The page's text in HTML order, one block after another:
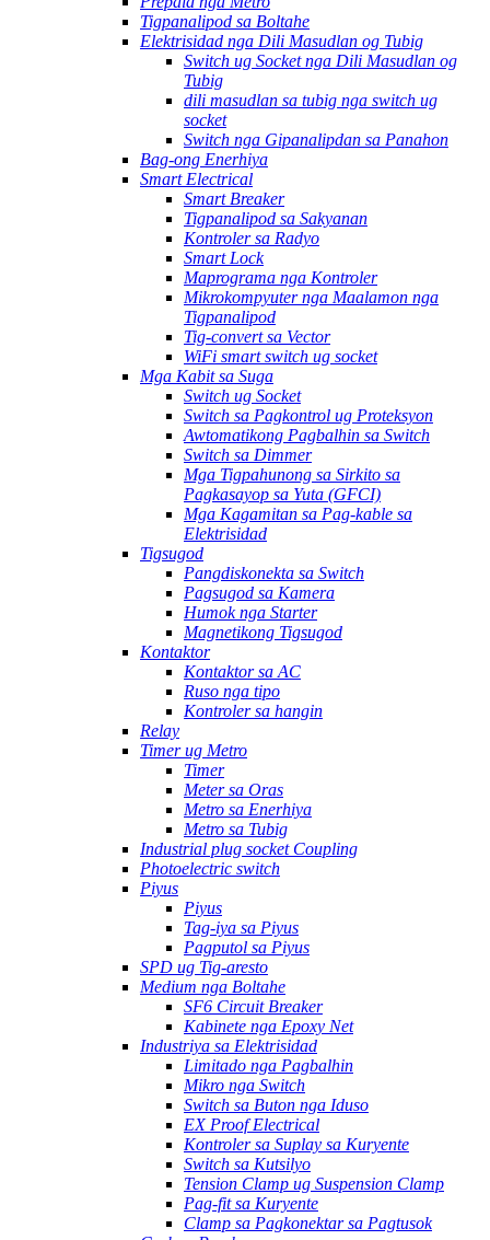
Tigpanalipod sa Boltahe
Elektrisidad nga Dili Masudlan og Tubig
Switch ug Socket nga Dili Masudlan og
Tubig
dili masudlan sa tubig nga switch ug
socket
Switch nga Gipanalipdan sa Panahon
Bag-ong Enerhiya
Smart Electrical
Smart Breaker
Tigpanalipod sa Sakyanan
Kontroler sa Radyo
Smart Lock
Maprograma nga Kontroler
Mikrokompyuter nga Maalamon nga
Tigpanalipod
Tig-convert sa Vector
WiFi smart switch ug socket
Mga Kabit sa Suga
Switch ug Socket
Switch sa Pagkontrol ug Proteksyon
Awtomatikong Pagbalhin sa Switch
Switch sa Dimmer
Mga Tigpahunong sa Sirkito sa
Pagkasayop sa Yuta (GFCI)
Mga Kagamitan sa Pag-kable sa
Elektrisidad
Tigsugod
Pangdiskonekta sa Switch
Pagsugod sa Kamera
Humok nga Starter
Magnetikong Tigsugod
Kontaktor
Kontaktor sa AC
Ruso nga tipo
Kontroler sa hangin
Relay
Timer ug Metro
Timer
Meter sa Oras
Metro sa Enerhiya
Metro sa Tubig
Industrial plug socket Coupling
Photoelectric switch
Piyus
Piyus
Tag-iya sa Piyus
Pagputol sa Piyus
SPD ug Tig-aresto
Medium nga Boltahe
SF6 Circuit Breaker
Kabinete nga Epoxy Net
Industriya sa Elektrisidad
Limitado nga Pagbalhin
Mikro nga Switch
Switch sa Buton nga Iduso
EX Proof Electrical
Kontroler sa Suplay sa Kuryente
Switch sa Kutsilyo
Tension Clamp ug Suspension Clamp
Pag-fit sa Kuryente
Clamp sa Pagkonektar sa Pagtusok